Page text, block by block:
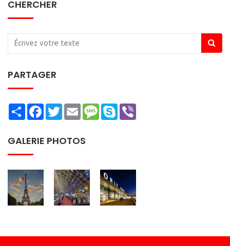
CHERCHER
PARTAGER
ShareFacebookTwitterEmailMessage
Skype
GALERIE PHOTOS